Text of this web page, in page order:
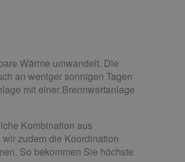
Wärme umwandelt. Die
an weniger sonnigen Tagen
mit einer Brennwertanlage
Kombination aus
zudem die Koordination
So bekommen Sie höchste